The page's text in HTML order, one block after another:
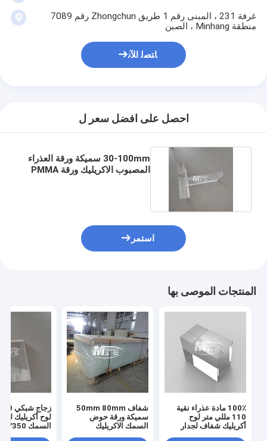
غرفة 231 ، المبنى رقم 1 طريق Zhongchun رقم 7089
منطقة Minhang ، الصين
ﺎﺘﺼﻟ ﺍﻶﻧ
احصل على افضل سعر ل
30-100mm سميكة ورقة العذراء
المصبوب الاكريليك ورقة PMMA
استمر
المنتجات الموصى بها
100٪ مادة عذراء نقية
110 مللي متر لوح
أكريليك شفاف لجدار
شفاف 50mm 80mm
سميكة ورقة حوض
السمك الاكريليك
لوح أكريليك